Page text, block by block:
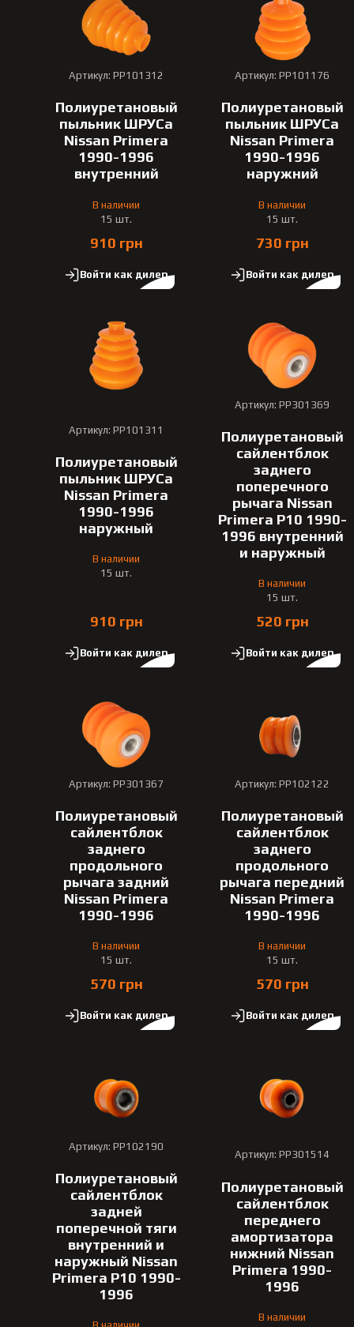
Артикул: PP101312
Полиуретановый
пыльник ШРУСа
Nissan Primera
1990-1996
внутренний
В наличии
15 шт.
910 грн
Войти как дилер
Артикул: PP101176
Полиуретановый
пыльник ШРУСа
Nissan Primera
1990-1996
наружний
В наличии
15 шт.
730 грн
Войти как дилер
Артикул: PP101311
Полиуретановый
пыльник ШРУСа
Nissan Primera
1990-1996
наружный
В наличии
15 шт.
910 грн
Войти как дилер
Артикул: PP301369
Полиуретановый
сайлентблок
заднего
поперечного
рычага Nissan
Primera P10 1990-
1996 внутренний
и наружный
В наличии
15 шт.
520 грн
Войти как дилер
Артикул: PP301367
Полиуретановый
сайлентблок
заднего
продольного
рычага задний
Nissan Primera
1990-1996
В наличии
15 шт.
570 грн
Войти как дилер
Артикул: PP102122
Полиуретановый
сайлентблок
заднего
продольного
рычага передний
Nissan Primera
1990-1996
В наличии
15 шт.
570 грн
Войти как дилер
Артикул: PP102190
Полиуретановый
сайлентблок
задней
поперечной тяги
внутренний и
наружный Nissan
Primera P10 1990-
1996
Артикул: PP301514
Полиуретановый
сайлентблок
переднего
амортизатора
нижний Nissan
Primera 1990-
1996
В наличии